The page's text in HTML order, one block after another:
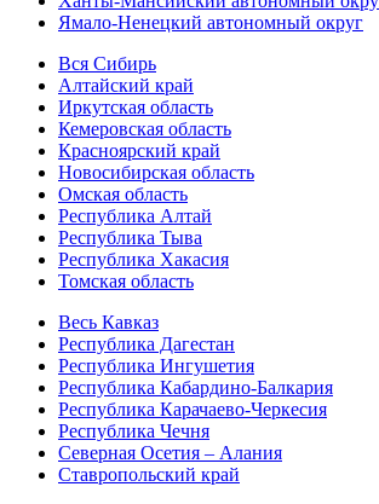
Ямало-Ненецкий автономный округ
Вся Сибирь
Алтайский край
Иркутская область
Кемеровская область
Красноярский край
Новосибирская область
Омская область
Республика Алтай
Республика Тыва
Республика Хакасия
Томская область
Весь Кавказ
Республика Дагестан
Республика Ингушетия
Республика Кабардино-Балкария
Республика Карачаево-Черкесия
Республика Чечня
Северная Осетия – Алания
Ставропольский край